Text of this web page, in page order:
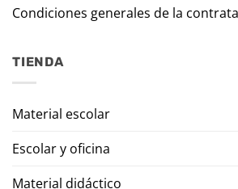
Condiciones generales de la
TIENDA
Material escolar
Escolar y oficina
Material didáctico